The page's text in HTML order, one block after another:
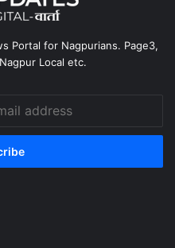
Portal for Nagpurians. Page3,
Local etc.